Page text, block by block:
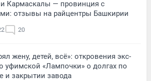
Кармаскалы — провинция с
отзывы на райцентры Башкирии
20
жену, детей, всё»: откровения экс-
уфимской «Лампочки» о долгах по
и закрытии завода